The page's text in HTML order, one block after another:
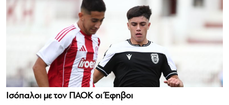
Ισόπαλοι με τον ΠΑΟΚ οι Έφηβοι